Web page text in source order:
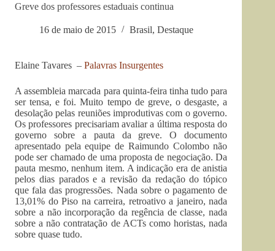
Greve dos professores estaduais continua
16 de maio de 2015 Brasil, Destaque
Elaine Tavares – Palavras Insurgentes
A assembleia marcada para quinta-feira tinha tudo para
ser tensa, e foi. Muito tempo de greve, o desgaste, a
desolação pelas reuniões improdutivas com o governo.
Os professores precisariam avaliar a última resposta do
governo sobre a pauta da greve. O documento
apresentado pela equipe de Raimundo Colombo não
pode ser chamado de uma proposta de negociação. Da
pauta mesmo, nenhum item. A indicação era de anistia
pelos dias parados e a revisão da redação do tópico
que fala das progressões. Nada sobre o pagamento de
13,01% do Piso na carreira, retroativo a janeiro, nada
sobre a não incorporação da regência de classe, nada
sobre a não contratação de ACTs como horistas, nada
sobre quase tudo.